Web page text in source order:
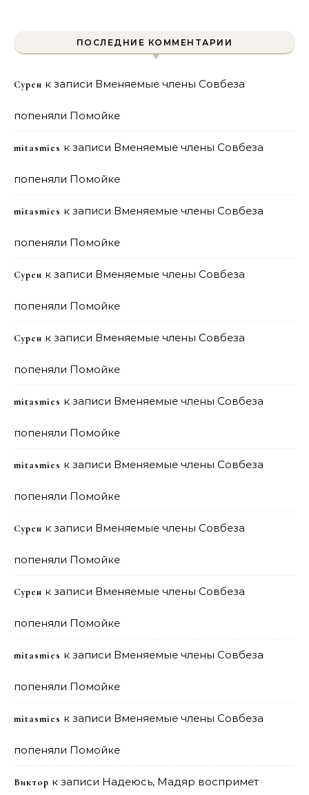
ПОСЛЕДНИЕ КОММЕНТАРИИ
Сурен к записи Вменяемые члены Совбеза
попеняли Помойке
mitasmies к записи Вменяемые члены Совбеза
попеняли Помойке
mitasmies к записи Вменяемые члены Совбеза
попеняли Помойке
Сурен к записи Вменяемые члены Совбеза
попеняли Помойке
Сурен к записи Вменяемые члены Совбеза
попеняли Помойке
mitasmies к записи Вменяемые члены Совбеза
попеняли Помойке
mitasmies к записи Вменяемые члены Совбеза
попеняли Помойке
Сурен к записи Вменяемые члены Совбеза
попеняли Помойке
Сурен к записи Вменяемые члены Совбеза
попеняли Помойке
mitasmies к записи Вменяемые члены Совбеза
попеняли Помойке
mitasmies к записи Вменяемые члены Совбеза
попеняли Помойке
Виктор к записи Надеюсь, Мадяр воспримет